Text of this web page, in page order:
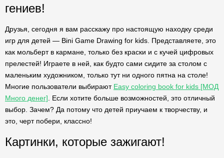
гениев!
Друзья, сегодня я вам расскажу про настоящую находку среди
игр для детей — Bini Game Drawing for kids. Представляете, это
как мольберт в кармане, только без краски и с кучей цифровых
прелестей! Играете в ней, как будто сами сидите за столом с
маленьким художником, только тут ни одного пятна на столе!
Многие пользователи выбирают Easy coloring book for kids [МОД
Много денег] . Если хотите больше возможностей, это отличный
выбор. Зачем? Да потому что детей приучаем к творчеству, и
это, черт побери, классно!
Картинки, которые зажигают!